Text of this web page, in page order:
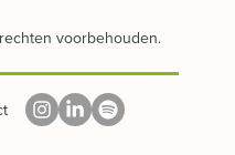
voorbehouden.